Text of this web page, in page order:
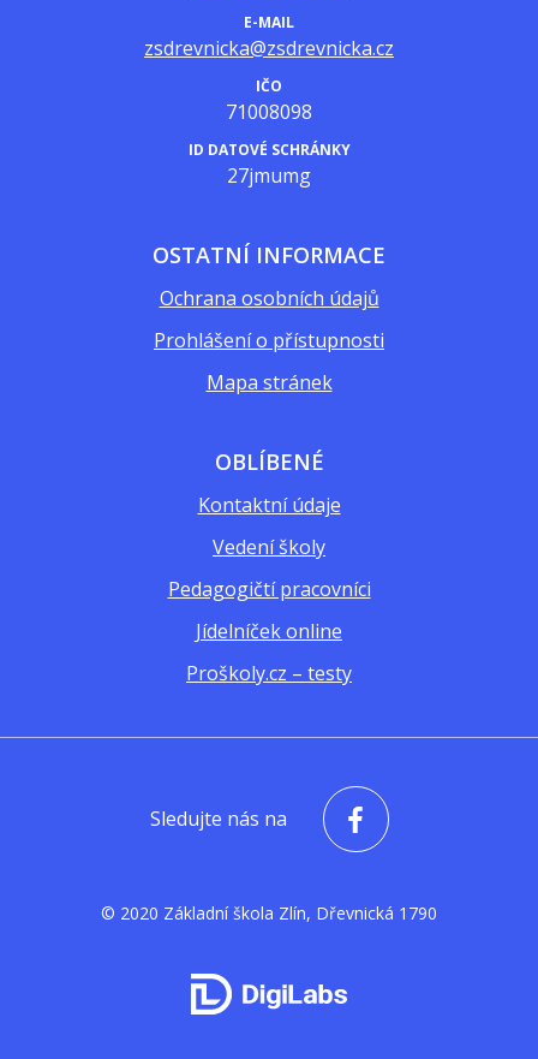
E-MAIL
zsdrevnicka@zsdrevnicka.cz
IČO
71008098
ID DATOVÉ SCHRÁNKY
27jmumg
OSTATNÍ INFORMACE
Ochrana osobních údajů
Prohlášení o přístupnosti
Mapa stránek
OBLÍBENÉ
Kontaktní údaje
Vedení školy
Pedagogičtí pracovníci
Jídelníček online
Proškoly.cz – testy
© 2020 Základní škola Zlín, Dřevnická 1790
Sledujte nás na